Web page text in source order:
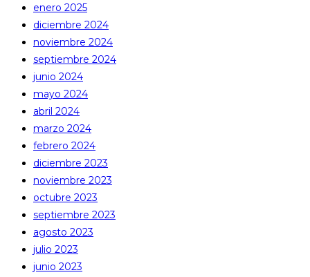
enero 2025
diciembre 2024
noviembre 2024
septiembre 2024
junio 2024
mayo 2024
abril 2024
marzo 2024
febrero 2024
diciembre 2023
noviembre 2023
octubre 2023
septiembre 2023
agosto 2023
julio 2023
junio 2023